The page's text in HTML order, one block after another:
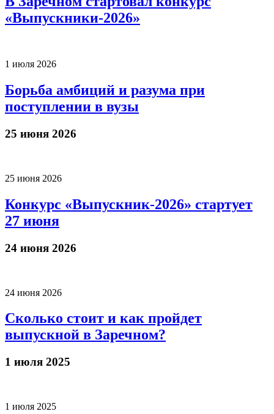
«Выпускники-2026»
1 июля 2026
Борьба амбиций и разума при
поступлении в вузы
25 июня 2026
25 июня 2026
Конкурс «Выпускник-2026» стартует
27 июня
24 июня 2026
24 июня 2026
Сколько стоит и как пройдет
выпускной в Заречном?
1 июля 2025
1 июля 2025